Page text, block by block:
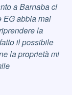
a Barnaba ci
EG abbia mai
la
il possibile
la proprietà mi